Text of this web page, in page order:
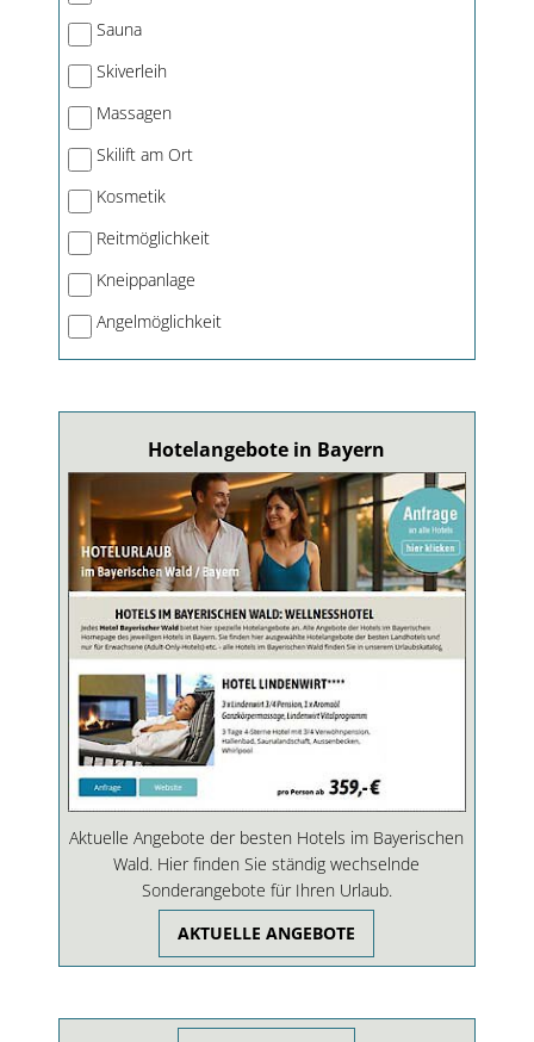
Sauna
Skiverleih
Massagen
Skilift am Ort
Kosmetik
Reitmöglichkeit
Kneippanlage
Angelmöglichkeit
Hotelangebote in Bayern
Aktuelle Angebote der besten Hotels im Bayerischen
Wald. Hier finden Sie ständig wechselnde
Sonderangebote für Ihren Urlaub.
AKTUELLE ANGEBOTE